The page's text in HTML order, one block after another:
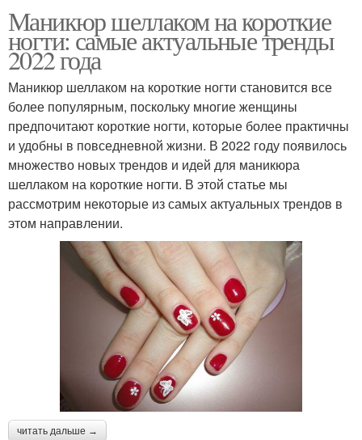
Маникюр шеллаком на короткие
ногти: самые актуальные тренды
2022 года
Маникюр шеллаком на короткие ногти становится все
более популярным, поскольку многие женщины
предпочитают короткие ногти, которые более практичны
и удобны в повседневной жизни. В 2022 году появилось
множество новых трендов и идей для маникюра
шеллаком на короткие ногти. В этой статье мы
рассмотрим некоторые из самых актуальных трендов в
этом направлении.
читать дальше →